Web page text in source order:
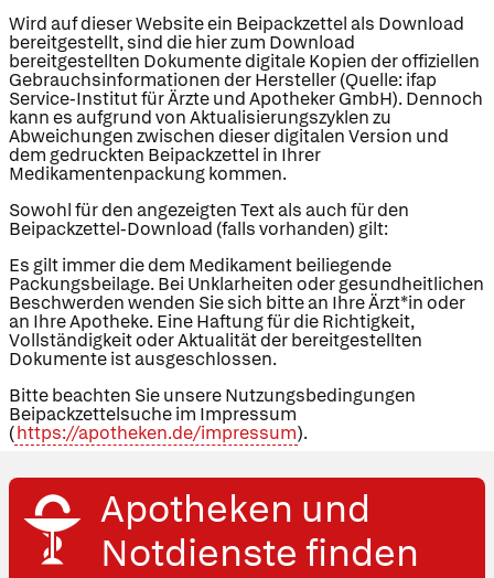
Wird auf dieser Website ein Beipackzettel als Download
bereitgestellt, sind die hier zum Download
bereitgestellten Dokumente digitale Kopien der offiziellen
Gebrauchsinformationen der Hersteller (Quelle: ifap
Service-Institut für Ärzte und Apotheker GmbH). Dennoch
kann es aufgrund von Aktualisierungszyklen zu
Abweichungen zwischen dieser digitalen Version und
dem gedruckten Beipackzettel in Ihrer
Medikamentenpackung kommen.
Sowohl für den angezeigten Text als auch für den
Beipackzettel-Download (falls vorhanden) gilt:
Es gilt immer die dem Medikament beiliegende
Packungsbeilage. Bei Unklarheiten oder gesundheitlichen
Beschwerden wenden Sie sich bitte an Ihre Ärzt*in oder
an Ihre Apotheke. Eine Haftung für die Richtigkeit,
Vollständigkeit oder Aktualität der bereitgestellten
Dokumente ist ausgeschlossen.
Bitte beachten Sie unsere Nutzungsbedingungen
Beipackzettelsuche im Impressum
(https://apotheken.de/impressum).
Apotheken und
Notdienste finden